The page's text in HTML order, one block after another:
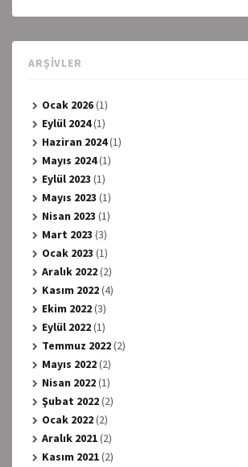
ARŞIVLER
Ocak 2026(1)
Eylül 2024(1)
Haziran 2024(1)
Mayıs 2024(1)
Eylül 2023 (1)
Mayıs 2023 (1)
Nisan 2023 (1)
Mart 2023 (3)
Ocak 2023 (1)
Aralık 2022(2)
Kasım 2022(4)
Ekim 2022(3)
Eylül 2022(1)
Temmuz 2022(2)
Mayıs 2022(2)
Nisan 2022(1)
Şubat 2022(2)
Ocak 2022(2)
Aralık 2021(2)
Kasım 2021(2)